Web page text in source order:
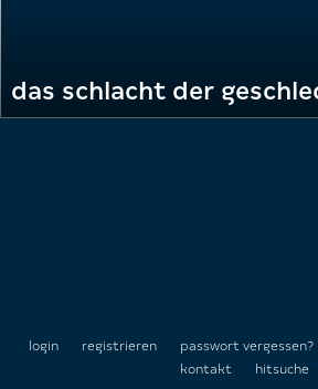
login registrieren passwort vergessen?
kontakt
hitsuche